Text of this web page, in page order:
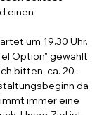
einen
um 19.30 Uhr.
Option" gewählt
bitten, ca. 20 -
da
immer eine